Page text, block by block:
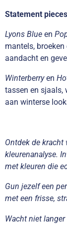
Statement pieces
Lyons Blue en
mantels,
aandacht en
Winterberryen
tassen en sjaals,
aan winterse
Ontdek de kracht
kleurenanalyse.
met kleuren die
Gun jezelf een
met een frisse,
Wacht niet